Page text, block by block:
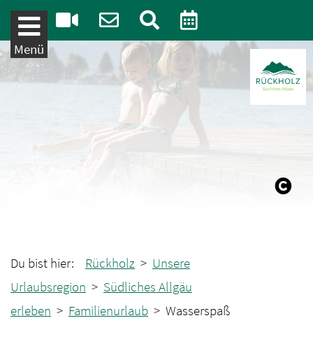
Weiter zum Inhalt
Menü
Du bist hier: Rückholz > Unsere
Urlaubsregion > Südliches Allgäu
erleben > Familienurlaub > Wasserspaß